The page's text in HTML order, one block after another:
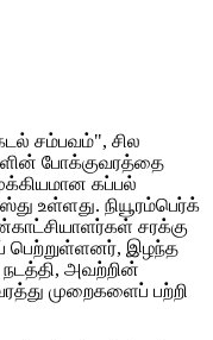
சம்பவம்", சில
போக்குவரத்தை
கப்பல்
உள்ளது. நியூரம்பெர்க்
சரக்கு
பெற்றுள்ளனர், இழந்த
நடத்தி, அவற்றின்
முறைகளைப் பற்றி